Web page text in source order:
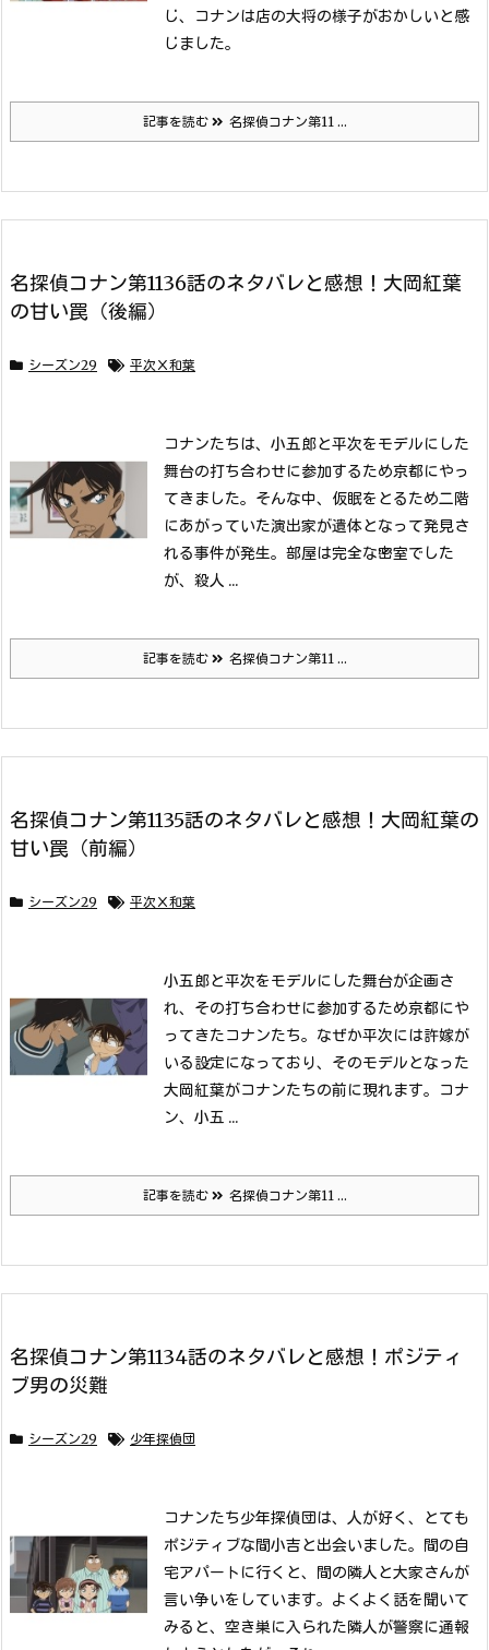
じ、コナンは店の大将の様子がおかしいと感
じました。
記事を読む 名探偵コナン第11 ...
名探偵コナン第1136話のネタバレと感想！大岡紅葉
の甘い罠（後編）
シーズン29 平次Ｘ和葉
コナンたちは、小五郎と平次をモデルにした
舞台の打ち合わせに参加するため京都にやっ
てきました。 そんな中、仮眠をとるため二階
にあがっていた演出家が遺体となって発見さ
れる事件が発生。 部屋は完全な密室でした
が、殺人 ...
記事を読む 名探偵コナン第11 ...
名探偵コナン第1135話のネタバレと感想！大岡紅葉の
甘い罠（前編）
シーズン29 平次Ｘ和葉
小五郎と平次をモデルにした舞台が企画さ
れ、その打ち合わせに参加するため京都にや
ってきたコナンたち。 なぜか平次には許嫁が
いる設定になっており、そのモデルとなった
大岡紅葉がコナンたちの前に現れます。
コナ
ン、小五 ...
記事を読む 名探偵コナン第11 ...
名探偵コナン第1134話のネタバレと感想！ポジティ
ブ男の災難
シーズン29 少年探偵団
コナンたち少年探偵団は、人が好く、とても
ポジティブな間小吉と出会いました。間の自
宅アパートに行くと、間の隣人と大家さんが
言い争いをしています。 よくよく話を聞いて
みると、空き巣に入られた隣人が警察に通報